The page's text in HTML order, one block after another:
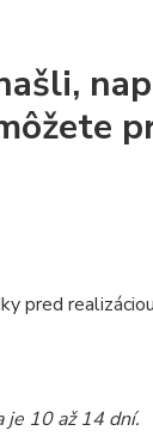
pred
je 10 až 14 dní.